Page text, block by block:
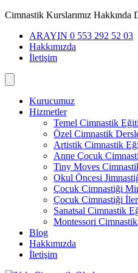
İçeriğe
Cimnastik Kurslarımız
ARAYIN 0 553 292 52 03
Hakkımızda
İletişim
Kurucumuz
Hizmetler
Temel Cimnastik
Özel Cimnastik
Artistik Cimnastik
Anne Çocuk
Tiny Moves
Okul Öncesi
Çocuk Cimnastiği
Çocuk Cimnastiği
Sanatsal Cimnastik
Montessori
Blog
Hakkımızda
İletişim